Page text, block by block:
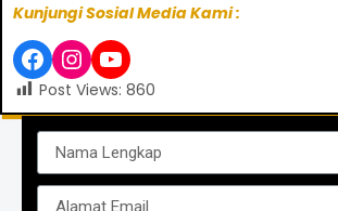
Kunjungi Sosial Media Kami :
Post Views: 860